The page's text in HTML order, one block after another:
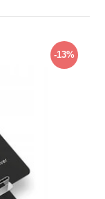
-13%